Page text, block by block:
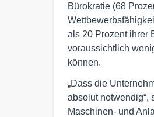
Bürokratie (68
als 20 Prozent ihrer
voraussichtlich
können.
„Dass die
absolut notwendig“,
Maschinen- und